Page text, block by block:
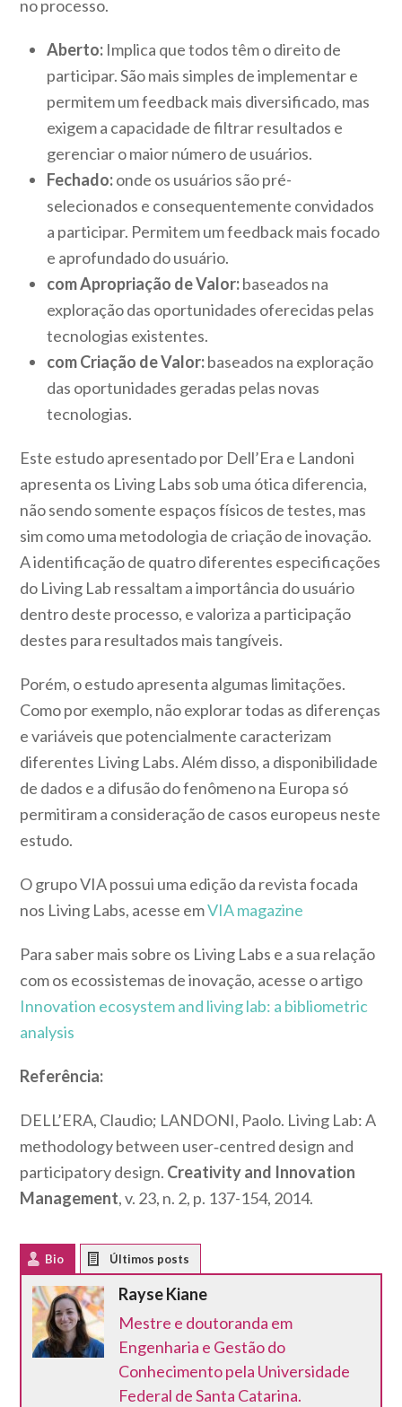
no processo.
Aberto: Implica que todos têm o direito de
participar. São mais simples de implementar e
permitem um feedback mais diversificado, mas
exigem a capacidade de filtrar resultados e
gerenciar o maior número de usuários.
Fechado:onde os usuários são pré-
selecionados e consequentemente convidados
a participar. Permitem um feedback mais focado
e aprofundado do usuário.
com Apropriação de Valor:baseados na
exploração das oportunidades oferecidas pelas
tecnologias existentes.
com Criação de Valor:baseados na exploração
das oportunidades geradas pelas novas
tecnologias.
Este estudo apresentado por Dell’Era e Landoni
apresenta os Living Labs sob uma ótica diferencia,
não sendo somente espaços físicos de testes, mas
sim como uma metodologia de criação de inovação.
A identificação de quatro diferentes especificações
do Living Lab ressaltam a importância do usuário
dentro deste processo, e valoriza a participação
destes para resultados mais tangíveis.
Porém, o estudo apresenta algumas limitações.
Como por exemplo, não explorar todas as diferenças
e variáveis que potencialmente caracterizam
diferentes Living Labs. Além disso, a disponibilidade
de dados e a difusão do fenômeno na Europa só
permitiram a consideração de casos europeus neste
estudo.
O grupo VIA possui uma edição da revista focada
nos Living Labs, acesse emVIA magazine
Para saber mais sobre os Living Labs e a sua relação
com os ecossistemas de inovação, acesse o artigo
Innovation ecosystem and living lab: a bibliometric
analysis
Referência:
DELL’ERA, Claudio; LANDONI, Paolo. Living Lab: A
methodology between user‐centred design and
participatory design. Creativity and Innovation
Management, v. 23, n. 2, p. 137-154, 2014.
Bio
Rayse Kiane
Mestre e doutoranda em
Engenharia e Gestão do
Conhecimento pela Universidade
Federal de Santa Catarina.